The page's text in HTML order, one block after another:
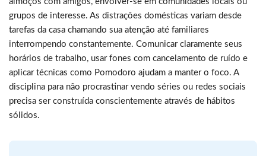
grupos de interesse. As distrações domésticas variam desde
tarefas da casa chamando sua atenção até familiares
interrompendo constantemente. Comunicar claramente seus
horários de trabalho, usar fones com cancelamento de ruído e
aplicar técnicas como Pomodoro ajudam a manter o foco. A
disciplina para não procrastinar vendo séries ou redes sociais
precisa ser construída conscientemente através de hábitos
sólidos.